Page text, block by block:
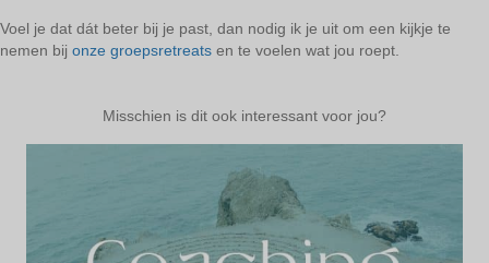
Voel je dat dát beter bij je past, dan nodig ik je uit om een kijkje te
nemen bij onze groepsretreats en te voelen wat jou roept.
Misschien is dit ook interessant voor jou?